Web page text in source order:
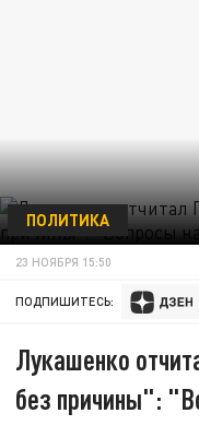
ПОЛИТИКА
23 НОЯБРЯ 15:50
ПОДПИШИТЕСЬ:
Лукашенко
без причины":